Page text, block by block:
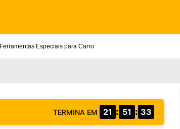
Ferramentas Especiais para Carro
TERMINA EM 21 : 51 : 32